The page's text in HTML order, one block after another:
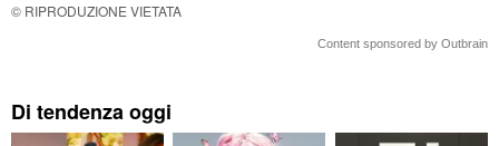
© RIPRODUZIONE VIETATA
Content sponsored by Outbrain
Di tendenza oggi